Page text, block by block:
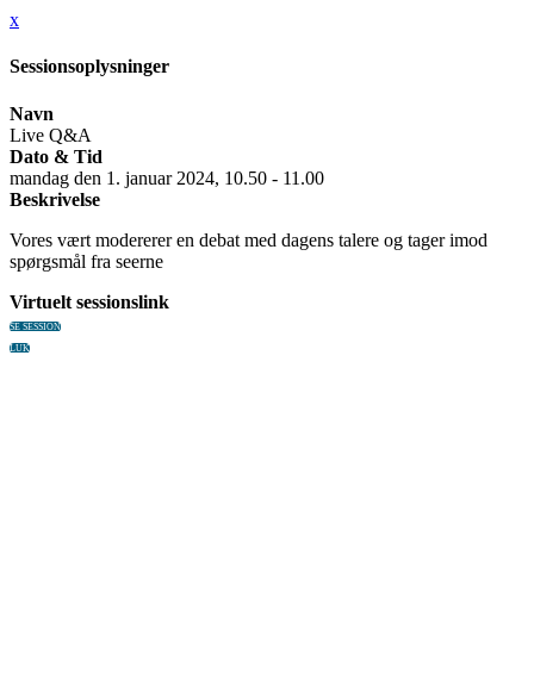
x
Sessionsoplysninger
Navn
Live Q&A
Dato & Tid
mandag den 1. januar 2024, 10.50 - 11.00
Beskrivelse
Vores vært modererer en debat med dagens talere og tager imod
spørgsmål fra seerne
Virtuelt sessionslink
SE SESSION
LUK